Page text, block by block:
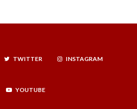
TWITTER INSTAGRAM
YOUTUBE